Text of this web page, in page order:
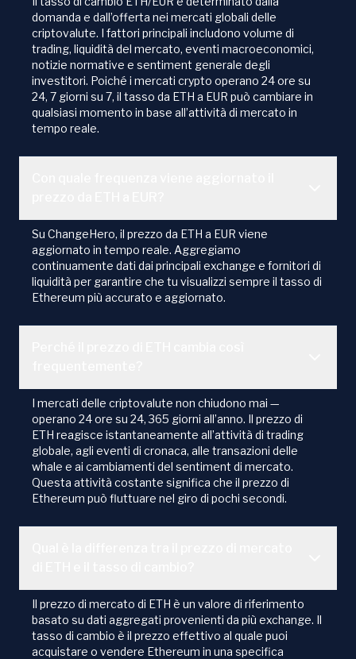
domanda e dall’offerta nei mercati globali delle
criptovalute. I fattori principali includono volume di
trading, liquidità del mercato, eventi macroeconomici,
notizie normative e sentiment generale degli
investitori. Poiché i mercati crypto operano 24 ore su
24, 7 giorni su 7, il tasso da ETH a EUR può cambiare in
qualsiasi momento in base all’attività di mercato in
tempo reale.
Su ChangeHero, il prezzo da ETH a EUR viene
aggiornato in tempo reale. Aggregiamo
continuamente dati dai principali exchange e fornitori di
liquidità per garantire che tu visualizzi sempre il tasso di
Ethereum più accurato e aggiornato.
I mercati delle criptovalute non chiudono mai —
operano 24 ore su 24, 365 giorni all’anno. Il prezzo di
ETH reagisce istantaneamente all’attività di trading
globale, agli eventi di cronaca, alle transazioni delle
whale e ai cambiamenti del sentiment di mercato.
Questa attività costante significa che il prezzo di
Ethereum può fluttuare nel giro di pochi secondi.
Il prezzo di mercato di ETH è un valore di riferimento
basato su dati aggregati provenienti da più exchange. Il
tasso di cambio è il prezzo effettivo al quale puoi
acquistare o vendere Ethereum in una specifica